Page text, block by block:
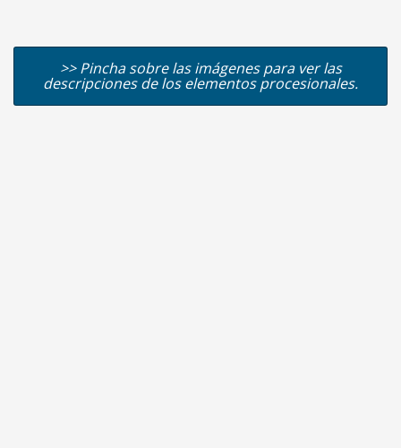
>> Pincha sobre las imágenes para ver las
descripciones de los elementos procesionales.